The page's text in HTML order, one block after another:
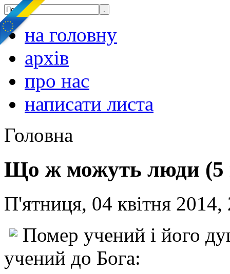
на головну
архів
про нас
написати листа
Головна
Що ж можуть люди (5
П'ятниця, 04 квітня 2014,
Помер учений і його
учений до Бога: